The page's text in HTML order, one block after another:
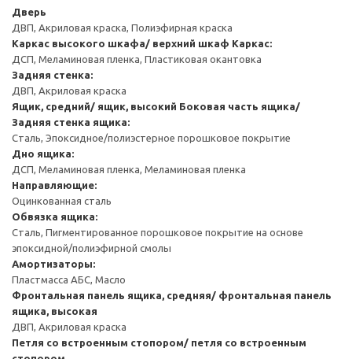
Дверь
ДВП, Акриловая краска, Полиэфирная краска
Каркас высокого шкафа/ верхний шкаф Каркас:
ДСП, Меламиновая пленка, Пластиковая окантовка
Задняя стенка:
ДВП, Акриловая краска
Ящик, средний/ ящик, высокий Боковая часть ящика/
Задняя стенка ящика:
Сталь, Эпоксидное/полиэстерное порошковое покрытие
Дно ящика:
ДСП, Меламиновая пленка, Меламиновая пленка
Направляющие:
Оцинкованная сталь
Обвязка ящика:
Сталь, Пигментированное порошковое покрытие на основе
эпоксидной/полиэфирной смолы
Амортизаторы:
Пластмасса АБС, Масло
Фронтальная панель ящика, средняя/ фронтальная панель
ящика, высокая
ДВП, Акриловая краска
Петля со встроенным стопором/ петля со встроенным